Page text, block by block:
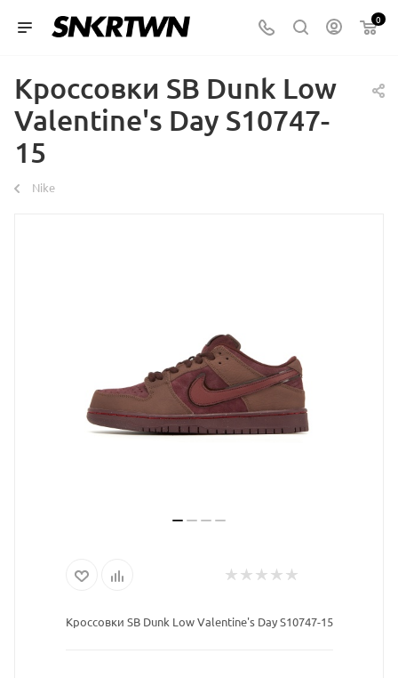
0
Кроссовки SB Dunk Low
Valentine's Day S10747-
15
Nike
Кроссовки SB Dunk Low Valentine's Day S10747-15